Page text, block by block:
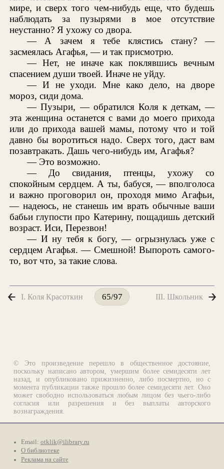
мире, и сверх того чем-нибудь еще, что будешь
наблюдать за пузырями в мое отсутствие
неустанно? Я ухожу со двора.
— А зачем я тебе клястись стану? —
засмеялась Агафья, — и так присмотрю.
— Нет, не иначе как поклявшись вечным
спасением души твоей. Иначе не уйду.
— И не уходи. Мне како дело, на дворе
мороз, сиди дома.
— Пузыри, — обратился Коля к деткам, —
эта женщина останется с вами до моего прихода
или до прихода вашей мамы, потому что и той
давно бы воротиться надо. Сверх того, даст вам
позавтракать. Дашь чего-нибудь им, Агафья?
— Это возможно.
— До свидания, птенцы, ухожу со
спокойным сердцем. А ты, бабуся, — вполголоса
и важно проговорил он, проходя мимо Агафьи,
— надеюсь, не станешь им врать обычные ваши
бабьи глупости про Катерину, пощадишь детский
возраст. Иси, Перезвон!
— И ну тебя к богу, — огрызнулась уже с
сердцем Агафья. — Смешной! Выпороть самого-
то, вот что, за такие слова.
I. Коля Красоткин 65/97 III. Школьник
© Это произведение перешло в общественное достояние,
поскольку написано автором, умершим более семидесяти лет
назад, и опубликовано прижизненно, либо посмертно, но с
момента публикации также прошло более семидесяти лет. Оно
может свободно использоваться любым лицом без чьего-либо
согласия или разрешения и без выплаты авторского
вознаграждения.
Email: otklik@ilibrary.ru
О библиотеке
Реклама на сайте